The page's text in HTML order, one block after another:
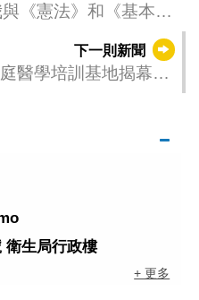
《憲法》和《基本
下一則新聞
醫學培訓基地揭幕儀
衛生局行政樓
+ 更多